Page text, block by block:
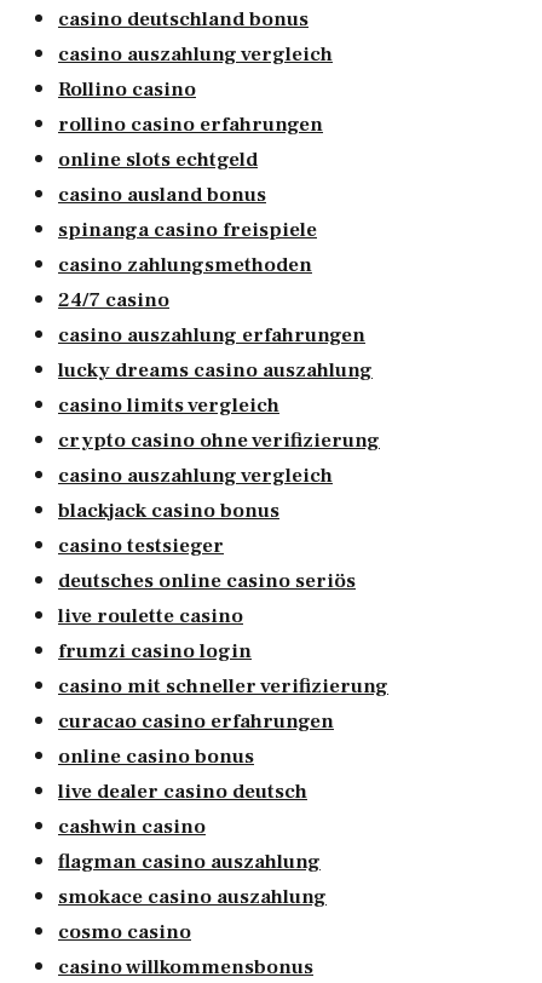
casino deutschland bonus
casino auszahlung vergleich
Rollino casino
rollino casino erfahrungen
online slots echtgeld
casino ausland bonus
spinanga casino freispiele
casino zahlungsmethoden
24/7 casino
casino auszahlung erfahrungen
lucky dreams casino auszahlung
casino limits vergleich
crypto casino ohne verifizierung
casino auszahlung vergleich
blackjack casino bonus
casino testsieger
deutsches online casino seriös
live roulette casino
frumzi casino login
casino mit schneller verifizierung
curacao casino erfahrungen
online casino bonus
live dealer casino deutsch
cashwin casino
flagman casino auszahlung
smokace casino auszahlung
cosmo casino
casino willkommensbonus